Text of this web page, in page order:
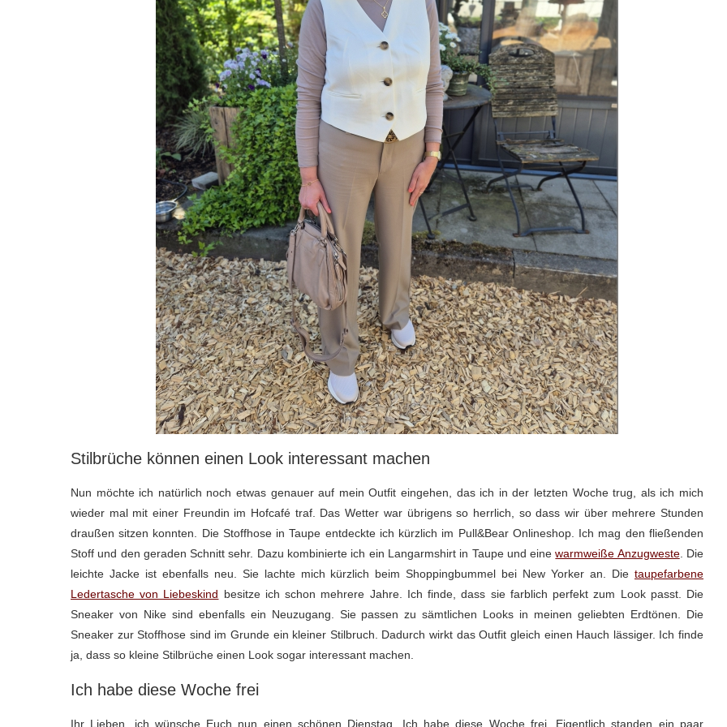
Stilbrüche können einen Look interessant machen
Nun möchte ich natürlich noch etwas genauer auf mein Outfit eingehen, das ich in der letzten Woche trug, als ich mich
wieder mal mit einer Freundin im Hofcafé traf. Das Wetter war übrigens so herrlich, so dass wir über mehrere Stunden
draußen sitzen konnten. Die Stoffhose in Taupe entdeckte ich kürzlich im Pull&Bear Onlineshop. Ich mag den fließenden
Stoff und den geraden Schnitt sehr. Dazu kombinierte ich ein Langarmshirt in Taupe und einewarmweiße Anzugweste. Die
leichte Jacke ist ebenfalls neu. Sie lachte mich kürzlich beim Shoppingbummel bei New Yorker an. Die taupefarbene
Ledertasche von Liebeskind besitze ich schon mehrere Jahre. Ich finde, dass sie farblich perfekt zum Look passt. Die
Sneaker von Nike sind ebenfalls ein Neuzugang. Sie passen zu sämtlichen Looks in meinen geliebten Erdtönen. Die
Sneaker zur Stoffhose sind im Grunde ein kleiner Stilbruch. Dadurch wirkt das Outfit gleich einen Hauch lässiger. Ich finde
ja, dass so kleine Stilbrüche einen Look sogar interessant machen.
Ich habe diese Woche frei
Ihr Lieben, ich wünsche Euch nun einen schönen Dienstag. Ich habe diese Woche frei. Eigentlich standen ein paar